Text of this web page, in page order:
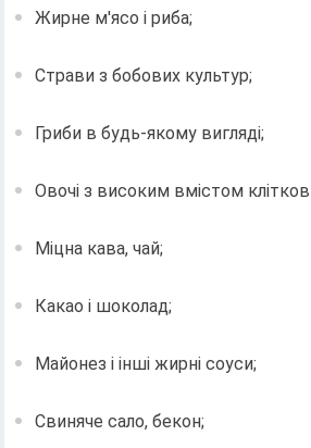
Жирне м'ясо і риба;
Страви з бобових культур;
Гриби в будь-якому вигляді;
Овочі з високим вмістом
Міцна кава, чай;
Какао і шоколад;
Майонез і інші жирні соуси;
Свиняче сало, бекон;